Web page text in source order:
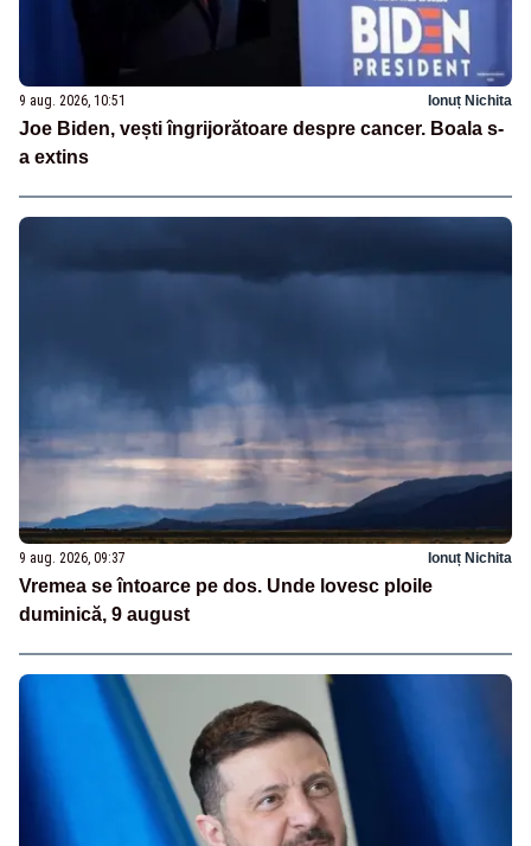
9 aug. 2026, 10:51 Ionuț Nichita
Joe Biden, vești îngrijorătoare despre cancer. Boala s-
a extins
9 aug. 2026, 09:37 Ionuț Nichita
Vremea se întoarce pe dos. Unde lovesc ploile
duminică, 9 august